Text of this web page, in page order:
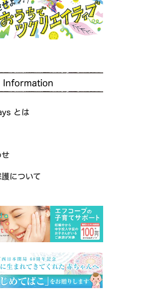
Information
とは
せ
について